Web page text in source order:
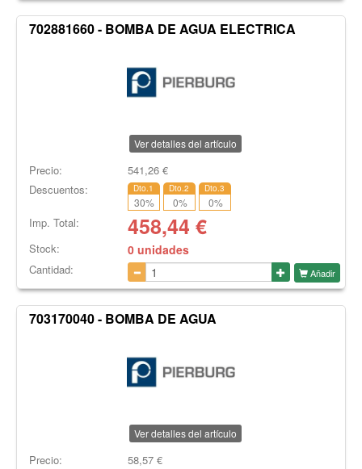
702881660 - BOMBA DE AGUA ELECTRICA
Ver detalles del artículo
Precio: 541,26€
Descuentos:
Dto.1
30%
Dto.2
0%
Dto.3
0%
Imp. Total: 458,44 €
Stock: 0 unidades
Cantidad: Añadir
703170040 - BOMBA DE AGUA
Ver detalles del artículo
Precio: 58,57€